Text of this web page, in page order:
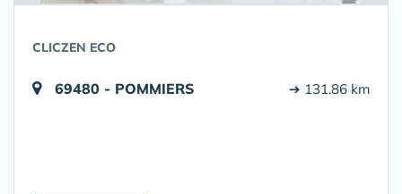
CLICZEN ECO
69480 - POMMIERS ➔ 131.86 km